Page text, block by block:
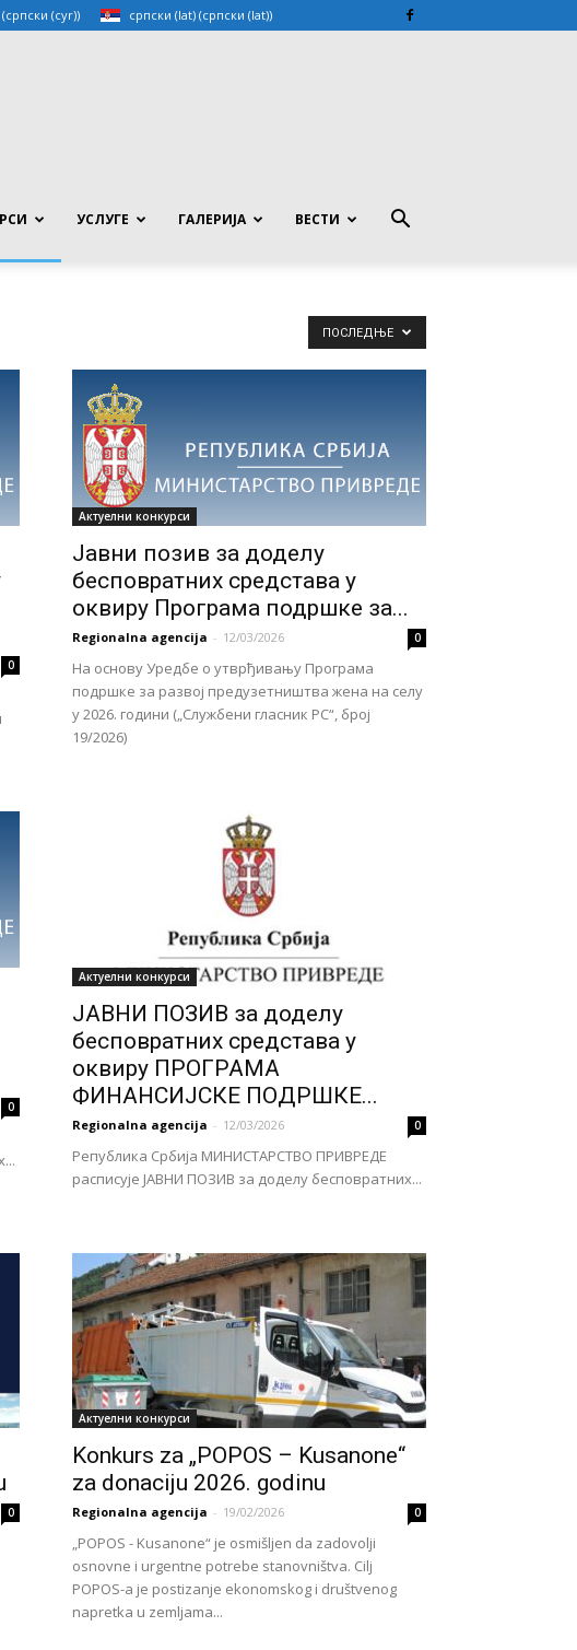
српски (cyr)) српски (lat)(српски (lat))
УСЛУГЕ ГАЛЕРИЈА ВЕСТИ
ПОСЛЕДЊЕ
0
Актуелни конкурси
Јавни позив за доделу
бесповратних средстава у
оквиру Програма подршке за...
Regionalna agencija - 12/03/2026 0
На основу Уредбе о утврђивању Програма
подршке за развој предузетништва жена на селу
у 2026. години („Службени гласник РС“, број
19/2026)
0
Актуелни конкурси
ЈАВНИ ПОЗИВ за доделу
бесповратних средстава у
оквиру ПРОГРАМА
ФИНАНСИЈСКЕ ПОДРШКЕ...
Regionalna agencija - 12/03/2026 0
Република Србија МИНИСТАРСТВО ПРИВРЕДЕ
расписује ЈАВНИ ПОЗИВ за доделу бесповратних...
0
Актуелни конкурси
Konkurs za „POPOS – Kusanone“
za donaciju 2026. godinu
Regionalna agencija - 19/02/2026 0
„POPOS - Kusanone“ je osmišljen da zadovolji
osnovne i urgentne potrebe stanovništva. Cilj
POPOS-a je postizanje ekonomskog i društvenog
napretka u zemljama...